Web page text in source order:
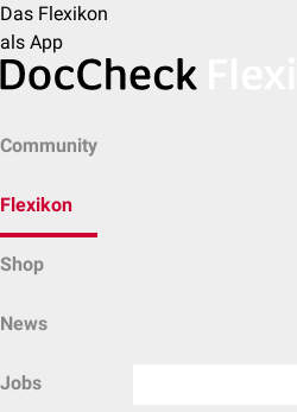
Das Flexikon
als App
Community
Flexikon
Shop
News
Jobs